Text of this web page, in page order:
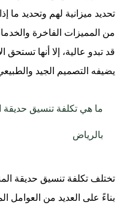
تحديد ميزانية لهم وتحديد ما
من المميزات الفاخرة
قد تبدو عالية، إلا أنها تستحق
يضيفه التصميم الجيد
ما هي تكلفة تنسيق
بالرياض
تختلف تكلفة تنسيق حديقة
بناءً على العديد من العوامل